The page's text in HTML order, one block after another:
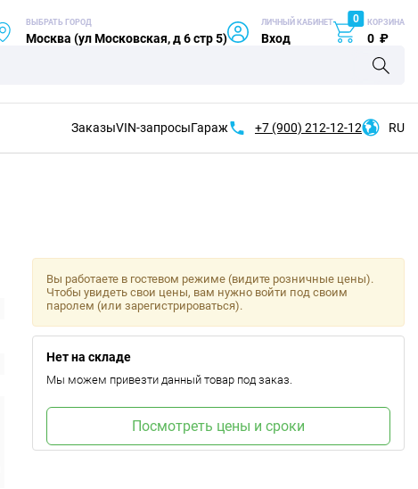
ВЫБРАТЬ ГОРОД
Москва (ул Московская, д 6 стр 5)
ЛИЧНЫЙ КАБИНЕТ
Вход
0 КОРЗИНА
0 ₽
ЗаказыVIN-запросыГараж +7 (900) 212-12-12 RU
Вы работаете в гостевом режиме (видите розничные цены).
Чтобы увидеть свои цены, вам нужно войти под своим
паролем (или зарегистрироваться).
Нет на складе
Мы можем привезти данный товар под заказ.
Посмотреть цены и сроки